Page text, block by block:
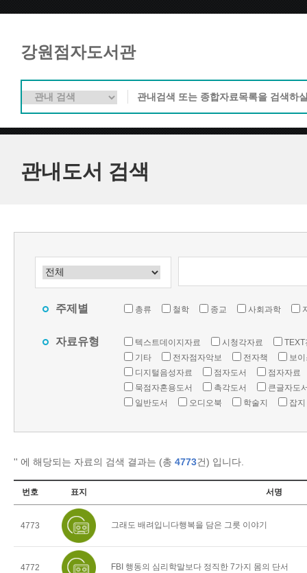
강원점자도서관
관내도서 검색
주제별 총류 철학 종교 사회과학
자료유형 텍스트데이지자료 시청각자료
TEXT
기타
전자점자악보 전자책
보
디지털음성자료
점자도서
점자자료
묵점자혼용도서
촉각도서
큰글자도
일반도서
오디오북 학술지 잡지
'' 에 해당되는 자료의 검색 결과는 (총 4773건) 입니다.
번호 표지 서명
4773 그래도 배려입니다행복을 담은 그릇 이야기
4772 FBI 행동의 심리학말보다 정직한 7가지 몸의 단서